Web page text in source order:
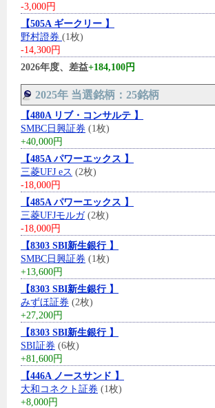
-3,000円
【505A ギークリー 】
野村證券 (1枚)
-14,300円
2026年度、差益+184,100円
2025年 当選銘柄：25銘柄
【480A リブ・コンサルテ 】
SMBC日興証券 (1枚)
+40,000円
【485A パワーエックス 】
三菱UFJ eス (2枚)
-18,000円
【485A パワーエックス 】
三菱UFJモルガ(2枚)
-18,000円
【8303 SBI新生銀行 】
SMBC日興証券 (1枚)
+13,600円
【8303 SBI新生銀行 】
みずほ証券 (2枚)
+27,200円
【8303 SBI新生銀行 】
SBI証券 (6枚)
+81,600円
【446A ノースサンド 】
大和コネクト証券 (1枚)
+8,000円